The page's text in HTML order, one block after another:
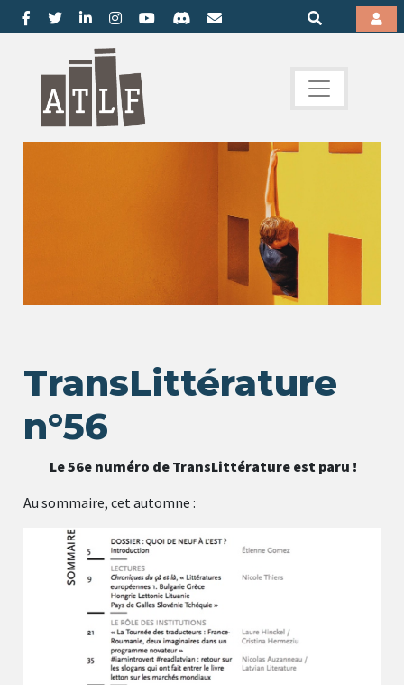
TransLittérature
n°56
Le 56e numéro de TransLittérature est paru !
Au sommaire, cet automne :